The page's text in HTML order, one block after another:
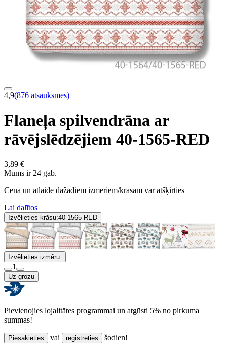
4,9(876 atsauksmes)
Flaneļa spilvendrāna ar
rāvējslēdzējiem 40-1565-RED
3,89 €
Mums ir 24 gab.
Cena un atlaide dažādiem izmēriem/krāsām var atšķirties
Lai dalītos
Izvēlieties krāsu:40-1565-RED
Izvēlieties izmēru:
1
Uz grozu
Pievienojies lojalitātes programmai un atgūsti 5% no pirkuma
summas!
Piesakieties vai reģistrēties šodien!